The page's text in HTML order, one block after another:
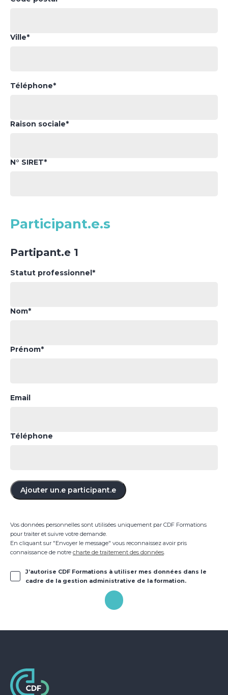
Ville*
Téléphone*
Raison sociale*
N° SIRET*
Participant.e.s
Partipant.e 1
Statut professionnel*
Nom*
Prénom*
Email
Téléphone
Ajouter un.e participant.e
Vos données personnelles sont utilisées uniquement par CDF Formations
pour traiter et suivre votre demande.
En cliquant sur "Envoyer le message" vous reconnaissez avoir pris
connaissance de notre charte de traitement des données.
J’autorise CDF Formations à utiliser mes données dans le
cadre de la gestion administrative de la formation.